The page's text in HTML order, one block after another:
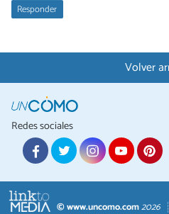
Responder
Volver
Redes sociales
© www.uncomo.com2026